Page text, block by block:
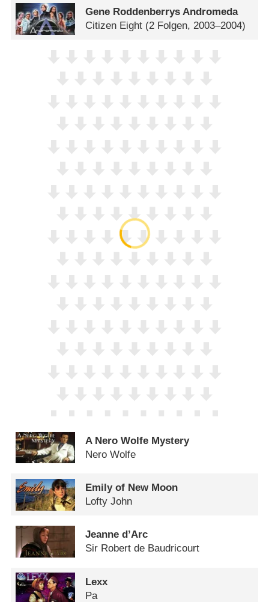
Gene Roddenberrys Andromeda
Citizen Eight (2 Folgen, 2003–2004)
A Nero Wolfe Mystery
Nero Wolfe
Emily of New Moon
Lofty John
Jeanne d’Arc
Sir Robert de Baudricourt
Lexx
Pa